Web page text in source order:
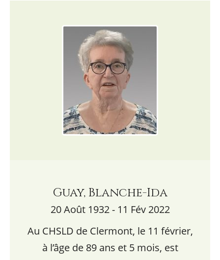
Guay, Blanche-Ida
20 Août 1932 - 11 Fév 2022
Au CHSLD de Clermont, le 11 février,
à l’âge de 89 ans et 5 mois, est